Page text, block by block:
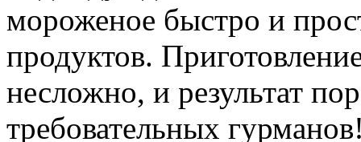
мороженое быстро и
продуктов.
несложно, и результат
требовательных